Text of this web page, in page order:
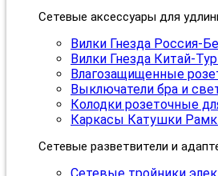
Сетевые аксессуары для
Вилки Гнезда Россия-
Вилки Гнезда Китай-
Влагозащищенные
Выключатели бра и
Колодки розеточные
Каркасы Катушки
Сетевые разветвители и